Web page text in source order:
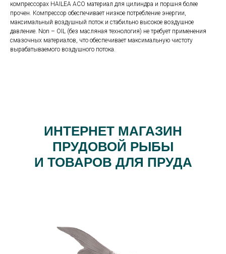
компрессорах HAILEA ACO материал для цилиндра и поршня более
прочен. Компрессор обеспечивает низкое потребление энергии,
максимальный воздушный поток и стабильно высокое воздушное
давление. Non – OIL (без масляная технология) не требует применения
смазочных материалов, что обеспечивает максимальную чистоту
вырабатываемого воздушного потока.
ИНТЕРНЕТ МАГАЗИН
ПРУДОВОЙ РЫБЫ
И ТОВАРОВ ДЛЯ ПРУДА